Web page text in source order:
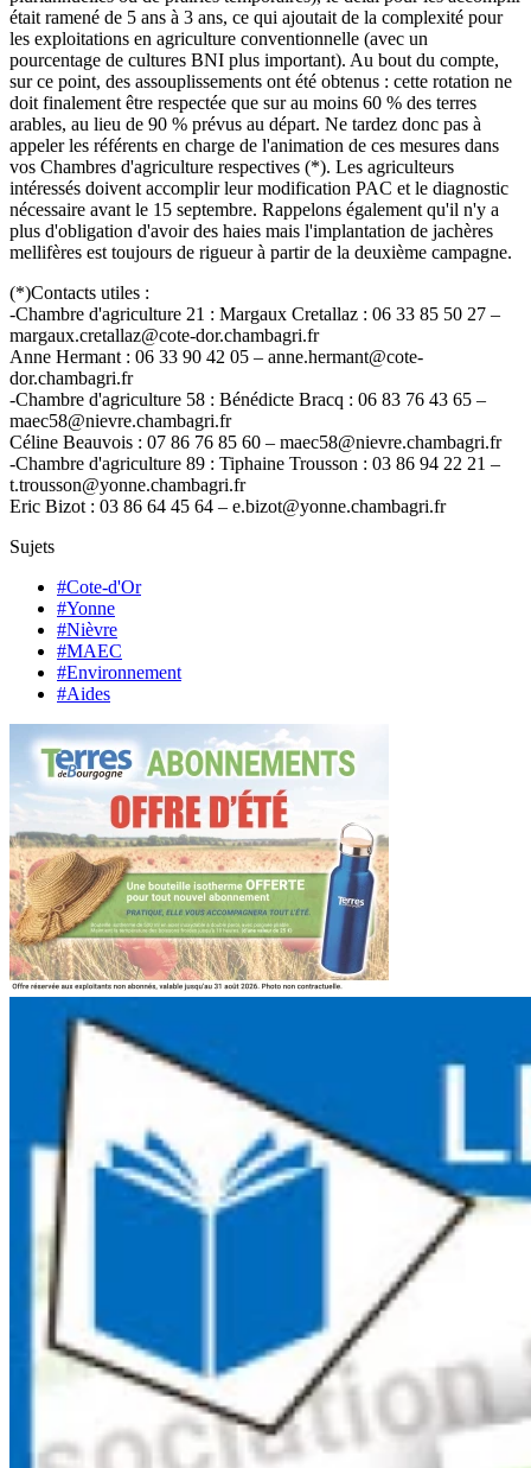
était ramené de 5 ans à 3 ans, ce qui ajoutait de la complexité pour
les exploitations en agriculture conventionnelle (avec un
pourcentage de cultures BNI plus important). Au bout du compte,
sur ce point, des assouplissements ont été obtenus : cette rotation ne
doit finalement être respectée que sur au moins 60 % des terres
arables, au lieu de 90 % prévus au départ. Ne tardez donc pas à
appeler les référents en charge de l'animation de ces mesures dans
vos Chambres d'agriculture respectives (*). Les agriculteurs
intéressés doivent accomplir leur modification PAC et le diagnostic
nécessaire avant le 15 septembre. Rappelons également qu'il n'y a
plus d'obligation d'avoir des haies mais l'implantation de jachères
mellifères est toujours de rigueur à partir de la deuxième campagne.
(*)Contacts utiles :
-Chambre d'agriculture 21 : Margaux Cretallaz : 06 33 85 50 27 –
margaux.cretallaz@cote-dor.chambagri.fr
Anne Hermant : 06 33 90 42 05 – anne.hermant@cote-
dor.chambagri.fr
-Chambre d'agriculture 58 : Bénédicte Bracq : 06 83 76 43 65 –
maec58@nievre.chambagri.fr
Céline Beauvois : 07 86 76 85 60 – maec58@nievre.chambagri.fr
-Chambre d'agriculture 89 : Tiphaine Trousson : 03 86 94 22 21 –
t.trousson@yonne.chambagri.fr
Eric Bizot : 03 86 64 45 64 – e.bizot@yonne.chambagri.fr
Sujets
#Cote-d'Or
#Yonne
#Nièvre
#MAEC
#Environnement
#Aides